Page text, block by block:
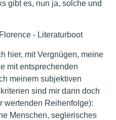
gibt es, nun ja, solche und
hier, mit Vergnügen, meine
mit entsprechenden
meinem subjektiven
sind mir dann doch
wertenden Reihenfolge):
Menschen, seglerisches